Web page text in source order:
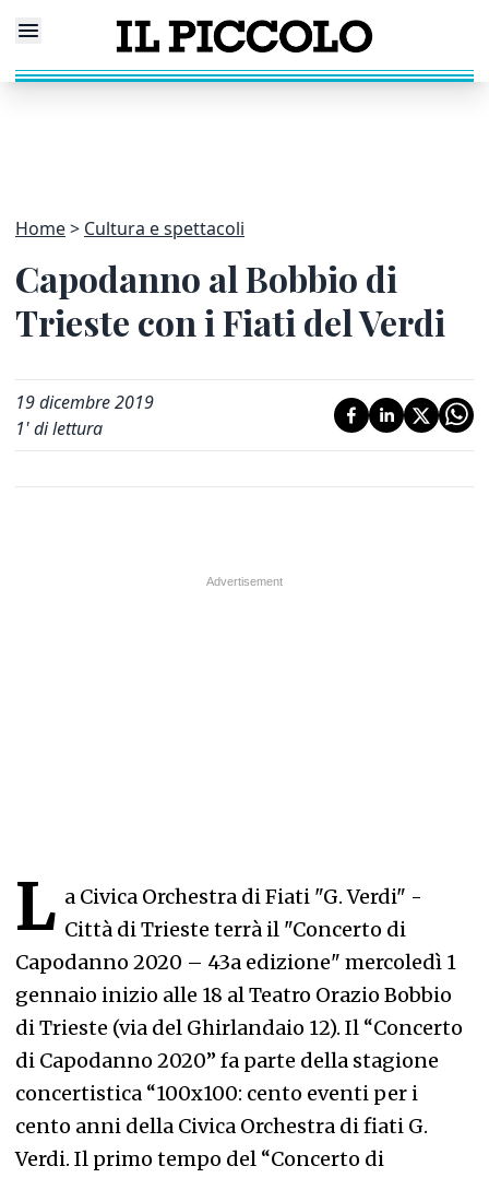
Home Cultura e spettacoli
Capodanno al Bobbio di
Trieste con i Fiati del Verdi
19 dicembre 2019
1' di lettura
L a Civica Orchestra di Fiati "G. Verdi" -
Città di Trieste terrà il "Concerto di
Capodanno 2020 – 43a edizione" mercoledì 1
gennaio inizio alle 18 al Teatro Orazio Bobbio
di Trieste (via del Ghirlandaio 12). Il “Concerto
di Capodanno 2020” fa parte della stagione
concertistica “100x100: cento eventi per i
cento anni della Civica Orchestra di fiati G.
Verdi. Il primo tempo del “Concerto di